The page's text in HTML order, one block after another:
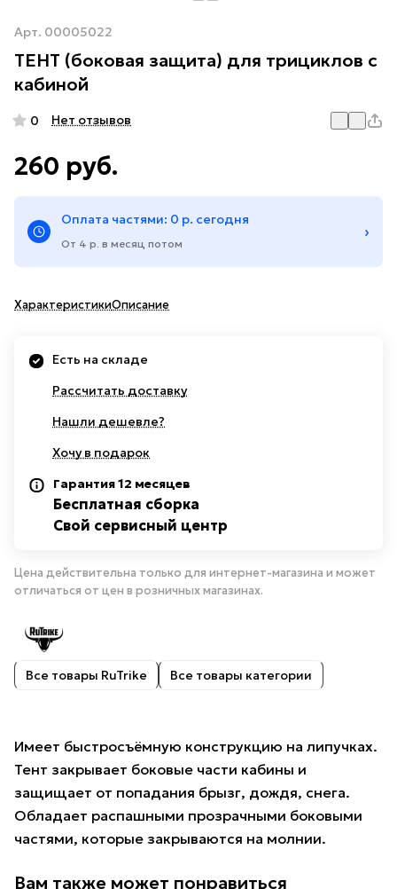
Арт. 00005022
ТЕНТ (боковая защита) для трициклов с
кабиной
0 Нет отзывов
260 руб.
Оплата частями: 0 р. сегодня
От 4 р. в месяц потом
›
ХарактеристикиОписание
Есть на складе
Рассчитать доставку
Нашли дешевле?
Хочу в подарок
Гарантия 12 месяцев
Бесплатная сборка
Свой сервисный центр
Цена действительна только для интернет-магазина и может
отличаться от цен в розничных магазинах.
Все товары RuTrike Все товары категории
Имеет быстросъёмную конструкцию на липучках.
Тент закрывает боковые части кабины и
защищает от попадания брызг, дождя, снега.
Обладает распашными прозрачными боковыми
частями, которые закрываются на молнии.
Вам также может понравиться